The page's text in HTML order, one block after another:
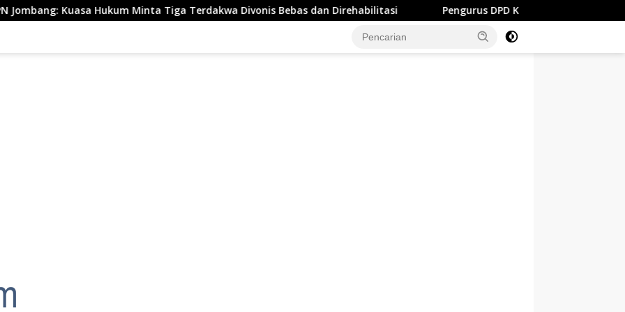
Hukum Minta Tiga Terdakwa Divonis Bebas dan Direhabilitasi Pengurus DPD KNPI Jombang Resmi Dilantik, Bupati